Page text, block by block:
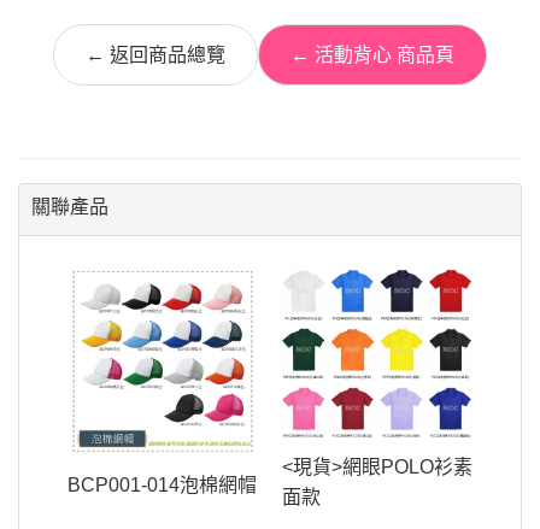
← 返回商品總覽 ← 活動背心 商品頁
關聯產品
BCP001-014泡棉網帽
<現貨>網眼POLO衫素
面款